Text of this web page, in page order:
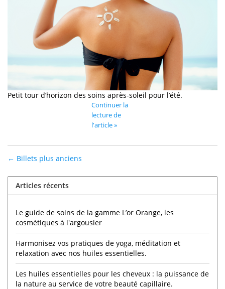
Petit tour d’horizon des soins après-soleil pour l’été.
Continuer la
lecture de
l'article »
← Billets plus anciens
Articles récents
Le guide de soins de la gamme L’or Orange, les
cosmétiques à l'argousier
Harmonisez vos pratiques de yoga, méditation et
relaxation avec nos huiles essentielles.
Les huiles essentielles pour les cheveux : la puissance de
la nature au service de votre beauté capillaire.